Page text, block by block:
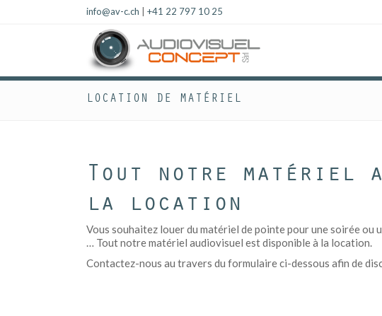
info@av-c.ch +41 22 797 10 25
LOCATION DE MATÉRIEL
Tout notre matériel
la location
Vous souhaitez louer du matériel de pointe pour une soirée ou
… Tout notre matériel audiovisuel est disponible à la location.
Contactez-nous au travers du formulaire ci-dessous afin de